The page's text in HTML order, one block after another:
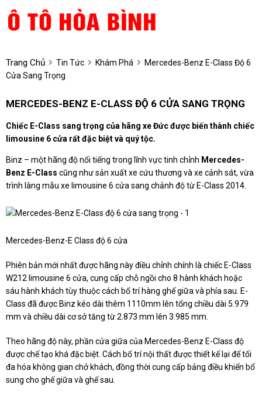
Trang Chủ Tin Tức Khám Phá
Mercedes-Benz E-Class Độ 6
Cửa Sang Trọng
MERCEDES-BENZ E-CLASS ĐỘ 6 CỬA SANG TRỌNG
Chiếc E-Class sang trọng của hãng xe Đức được biến thành chiếc
limousine 6 cửa rất đặc biệt và quý tộc.
Binz – một hãng độ nổi tiếng trong lĩnh vực tinh chỉnh Mercedes-
Benz E-Class cũng như sản xuất xe cứu thương và xe cảnh sát, vừa
trình làng mẫu xe limousine 6 cửa sang chảnh độ từ E-Class 2014.
Mercedes-Benz-E Class độ 6 cửa
Phiên bản mới nhất được hãng này điều chỉnh chính là chiếc E-Class
W212 limousine 6 cửa, cung cấp chỗ ngồi cho 8 hành khách hoặc
sáu hành khách tùy thuộc cách bố trí hàng ghế giữa và phía sau. E-
Class đã được Binz kéo dài thêm 1110mm lên tổng chiều dài 5.979
mm và chiều dài cơ sở tăng từ 2.873 mm lên 3.985 mm.
Theo hãng độ này, phần cửa giữa của Mercedes-Benz E-Class độ
được chế tạo khá đặc biệt. Cách bố trí nội thất được thiết kế lại để tối
đa hóa không gian chở khách, đồng thời cung cấp bảng điều khiển bổ
sung cho ghế giữa và ghế sau.